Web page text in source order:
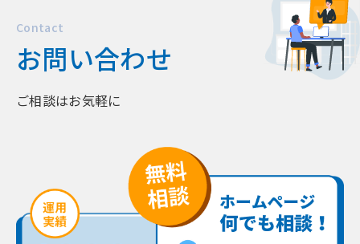
Contact
お問い合わせ
ご相談はお気軽に